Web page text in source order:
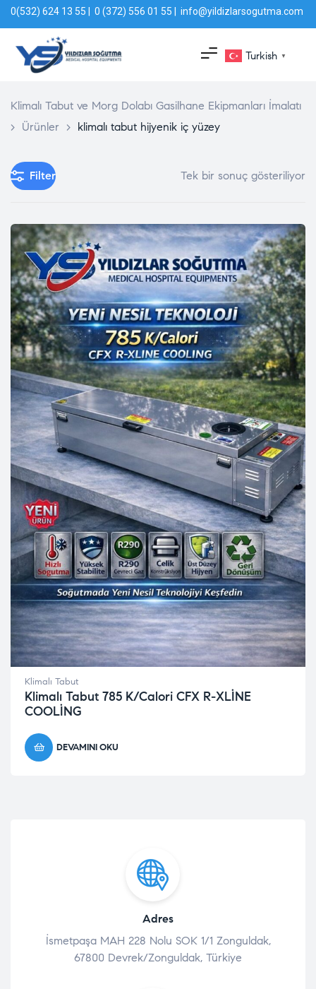
0(532) 624 13 55 | 0 (372) 556 01 55 | info@yildizlarsogutma.com
Turkish ▼
Klimalı Tabut ve Morg Dolabı Gasilhane Ekipmanları İmalatı
> Ürünler > klimalı tabut hijyenik iç yüzey
Filter Tek bir sonuç gösteriliyor
Klimalı Tabut
Klimalı Tabut 785 K/Calori CFX R-XLİNE
COOLİNG
DEVAMINI OKU
Adres
İsmetpaşa MAH 228 Nolu SOK 1/1 Zonguldak,
67800 Devrek/Zonguldak, Türkiye